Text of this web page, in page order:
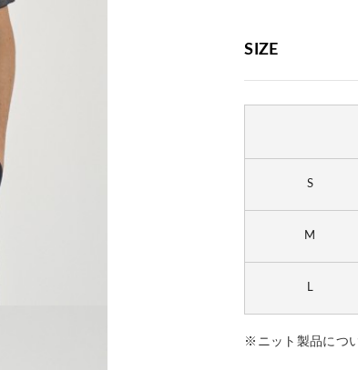
SIZE
S
M
L
※ニット製品につ